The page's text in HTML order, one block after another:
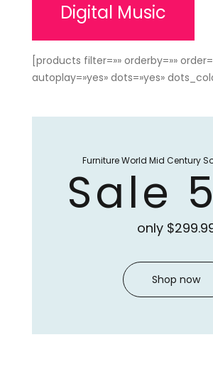
Digital Music
[products filter=»» orderby=»»
autoplay=»yes» dots=»yes»
Furniture World Mid Century
Sale
only
Shop now